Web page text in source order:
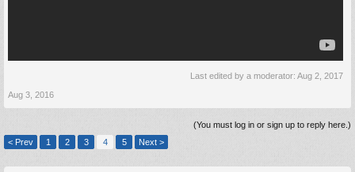
Last edited by a moderator: Aug 2, 2017
Aug 3, 2016
(You must log in or sign up to reply here.)
< Prev
1 2 3 4 5 Next >